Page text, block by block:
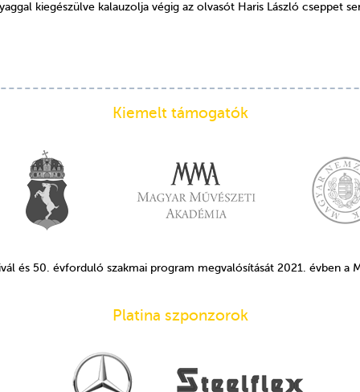
kiegészülve kalauzolja végig az olvasót Haris László cseppet
Kiemelt támogatók
és 50. évforduló szakmai program megvalósítását 2021. évben a
Platina szponzorok